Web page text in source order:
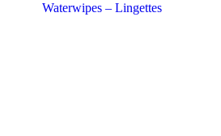
Waterwipes – Lingettes